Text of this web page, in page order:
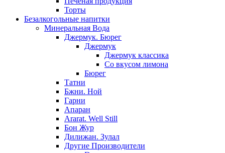
Торты
Безалкогольные напитки
Минеральная Вода
Джермук. Бюрег
Джермук
Джермук классика
Со вкусом лимона
Бюрег
Татни
Бжни. Ной
Гарни
Апаран
Ararat. Well Still
Бон Жур
Дилижан. Зулал
Другие Производители